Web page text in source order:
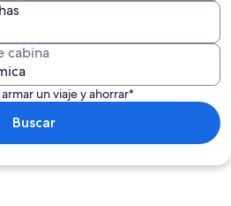
cabina
un viaje y ahorrar*
Buscar